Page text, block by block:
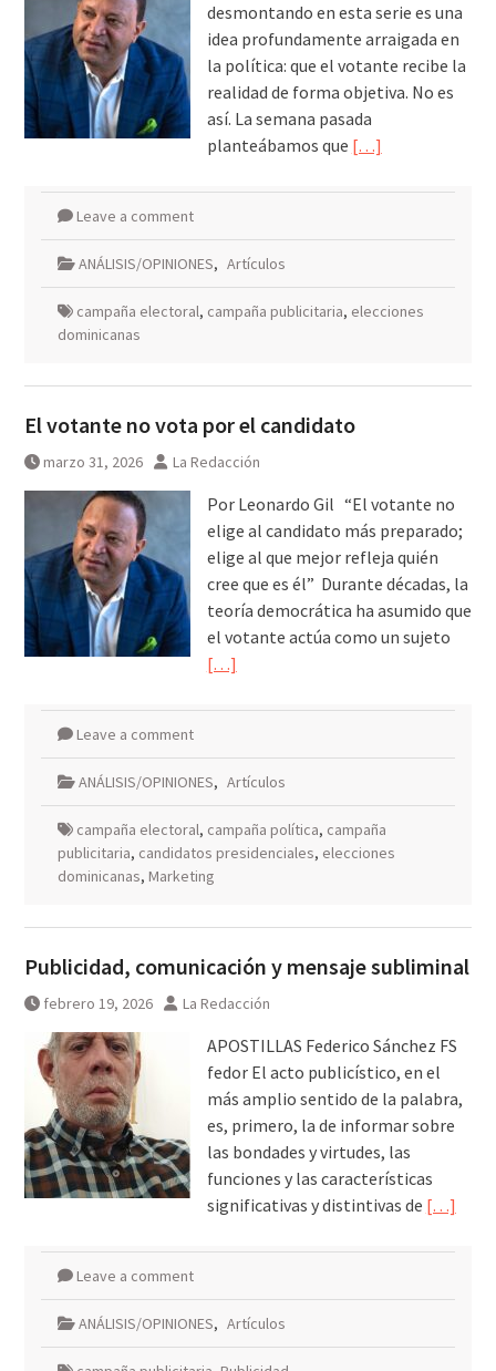
desmontando en esta serie es una
idea profundamente arraigada en
la política: que el votante recibe la
realidad de forma objetiva. No es
así. La semana pasada
planteábamos que […]
Leave a comment
ANÁLISIS/OPINIONES, Artículos
campaña electoral, campaña publicitaria, elecciones
dominicanas
El votante no vota por el candidato
marzo 31, 2026 La Redacción
Por Leonardo Gil “El votante no
elige al candidato más preparado;
elige al que mejor refleja quién
cree que es él” Durante décadas, la
teoría democrática ha asumido que
el votante actúa como un sujeto
[…]
Leave a comment
ANÁLISIS/OPINIONES, Artículos
campaña electoral, campaña política, campaña
publicitaria, candidatos presidenciales, elecciones
dominicanas, Marketing
Publicidad, comunicación y mensaje subliminal
febrero 19, 2026 La Redacción
APOSTILLAS Federico Sánchez FS
fedor El acto publicístico, en el
más amplio sentido de la palabra,
es, primero, la de informar sobre
las bondades y virtudes, las
funciones y las características
significativas y distintivas de […]
Leave a comment
ANÁLISIS/OPINIONES, Artículos